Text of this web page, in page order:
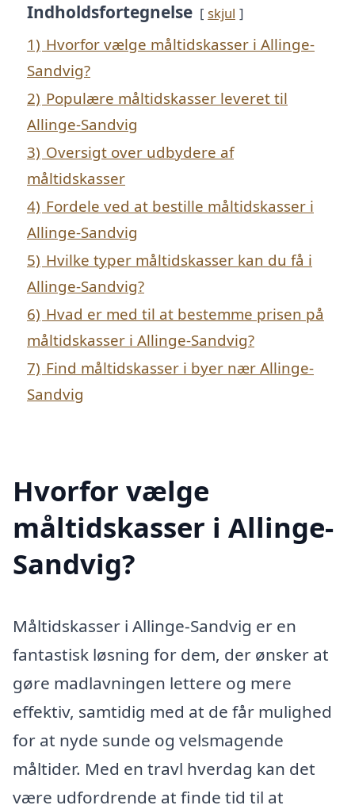
Indholdsfortegnelse skjul
1) Hvorfor vælge måltidskasser i Allinge-
Sandvig?
2) Populære måltidskasser leveret til
Allinge-Sandvig
3) Oversigt over udbydere af
måltidskasser
4) Fordele ved at bestille måltidskasser i
Allinge-Sandvig
5) Hvilke typer måltidskasser kan du få i
Allinge-Sandvig?
6) Hvad er med til at bestemme prisen på
måltidskasser i Allinge-Sandvig?
7) Find måltidskasser i byer nær Allinge-
Sandvig
Hvorfor vælge
måltidskasser i Allinge-
Sandvig?
Måltidskasser i Allinge-Sandvig er en
fantastisk løsning for dem, der ønsker at
gøre madlavningen lettere og mere
effektiv, samtidig med at de får mulighed
for at nyde sunde og velsmagende
måltider. Med en travl hverdag kan det
være udfordrende at finde tid til at